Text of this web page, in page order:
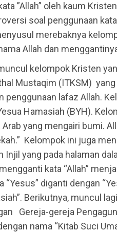
”Allah” oleh kaum
soal penggunaan
merebaknya
Allah dan
kelompok Kristen
Mustaqim (ITKSM)
penggunaan lafaz Allah.
Hamasiah (BYH).
Arab yang mengairi bumi.
Kelompok ini juga
Injil yang pada halaman
kata “Allah”
“Yesus” diganti dengan
Berikutnya, muncul
Gereja-gereja
nama “Kitab Suci